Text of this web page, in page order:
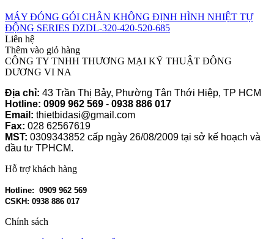
MÁY ĐÓNG GÓI CHÂN KHÔNG ĐỊNH HÌNH NHIỆT TỰ
ĐỘNG SERIES DZDL-320-420-520-685
Liên hệ
Thêm vào giỏ hàng
CÔNG TY TNHH THƯƠNG MẠI KỸ THUẬT ĐÔNG
DƯƠNG VI NA
Địa chỉ: 43 Trần Thị Bảy, Phường Tân Thới Hiệp, TP HCM
Hotline: 0909 962 569 - 0938 886 017
Email: thietbidasi@gmail.com
Fax: 028 62567619
MST: 0309343852 cấp ngày 26/08/2009 tại sở kế hoạch và
đầu tư TPHCM.
Hỗ trợ khách hàng
Hotline: 0909 962 569
CSKH: 0938 886 017
Chính sách